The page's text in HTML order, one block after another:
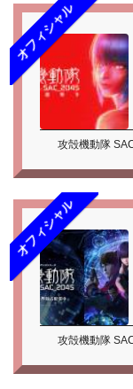
オフィシャル
攻殻機動隊
オフィシャル
攻殻機動隊